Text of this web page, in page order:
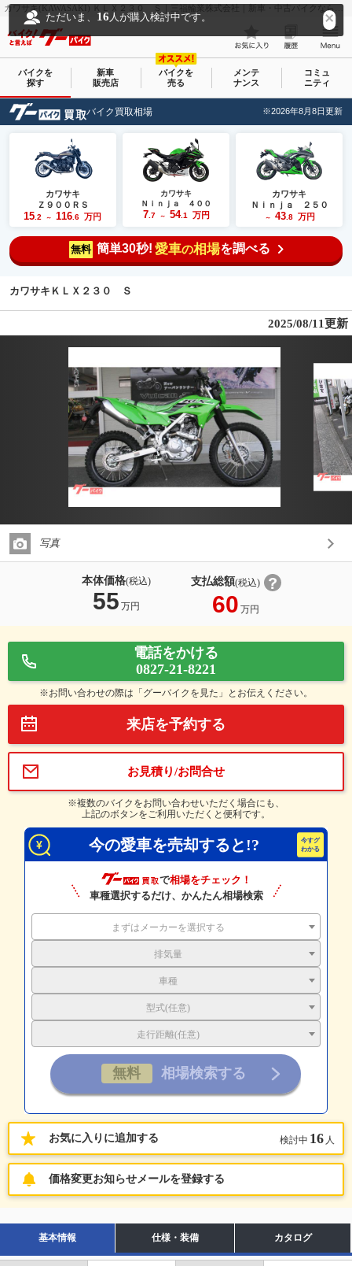
カワサキ(KAWASAKI) ＫＬＸ２３０ Ｓ｜三福輪業株式会社｜新車・中古バイクなら【グーバイク(GooBike)】
ただいま、 16 人が購入検討中です。
バイクを
探す
新車
販売店
バイクを
売る
メンテ
ナンス
コミュ
ニティ
バイク買取相場 ※2026年8月8日更新
カワサキ
Ｚ９００ＲＳ
15 .2 ～ 116 .6 万円
カワサキ
Ｎｉｎｊａ ４００
7.7 ～ 54.1 万円
カワサキ
Ｎｉｎｊａ ２５０
～ 43.8 万円
無料 簡単30秒! 愛車の相場を調べる
カワサキＫＬＸ２３０ Ｓ
2025/08/11更新
写真
本体価格(税込)
55 万円
支払総額(税込)
60 万円
電話をかける
0827-21-8221
※お問い合わせの際は「グーバイクを見た」とお伝えください。
来店を予約する
お見積り/お問合せ
※複数のバイクをお問い合わせいただく場合にも、
上記のボタンをご利用いただくと便利です。
今の愛車を売却すると!?
で相場をチェック！
車種選択するだけ、かんたん相場検索
まずはメーカーを選択する
排気量
車種
型式(任意)
走行距離(任意)
お気に入りに追加する 検討中 16 人
価格変更お知らせメールを登録する
基本情報 仕様・装備 カタログ